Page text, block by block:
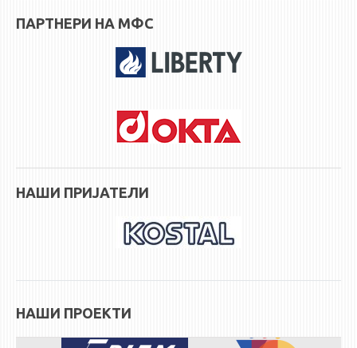
STUDENT ISSUES
DA VINCI MAGAZINE
ПАРТНЕРИ НА МФС
НАШИ ПРИЈАТЕЛИ
НАШИ ПРОЕКТИ